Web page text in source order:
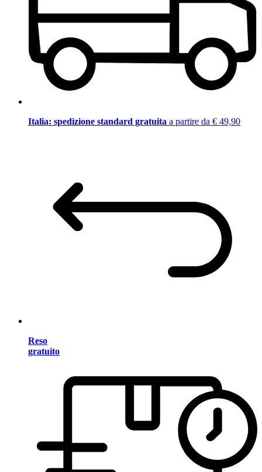
Italia: spedizione standard gratuita a partire da € 49,90
Reso
gratuito